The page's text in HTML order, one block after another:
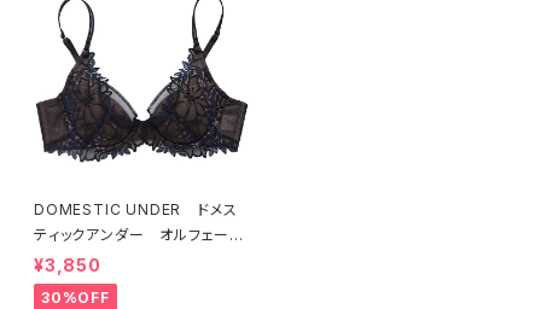
DOMESTIC UNDER ドメス
ティックアンダー オルフェーヴ
ル ブラジャー（ブラック）D225
4 送料無料
¥3,850
30%OFF